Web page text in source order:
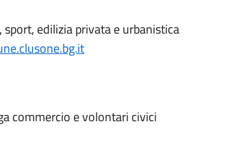
sport, edilizia privata e urbanistica
commercio e volontari civici